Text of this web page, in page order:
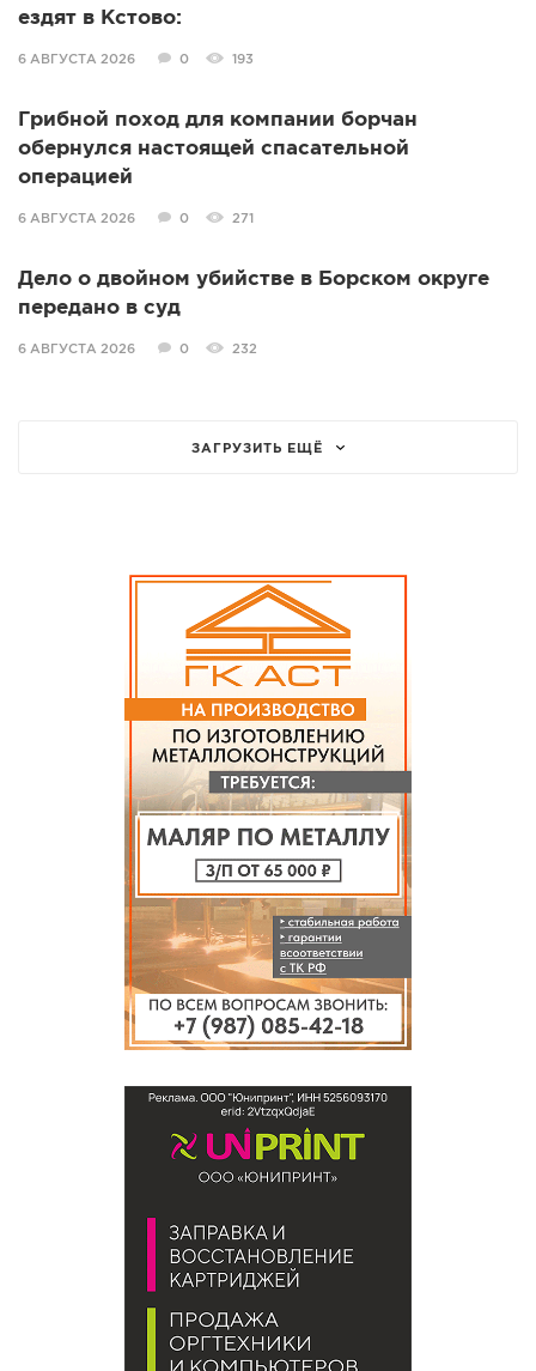
ездят в Кстово:
6 АВГУСТА 2026 0 193
Грибной поход для компании борчан
обернулся настоящей спасательной
операцией
6 АВГУСТА 2026 0 271
Дело о двойном убийстве в Борском округе
передано в суд
6 АВГУСТА 2026 0 232
ЗАГРУЗИТЬ ЕЩЁ